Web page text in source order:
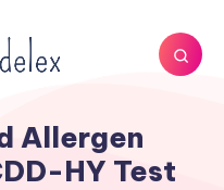
Allergen
HY Test